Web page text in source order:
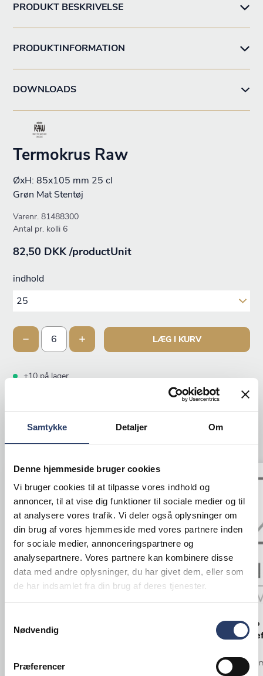
Samtykke Detaljer Om
Denne hjemmeside bruger cookies
Vi bruger cookies til at tilpasse vores indhold og
annoncer, til at vise dig funktioner til sociale medier og til
at analysere vores trafik. Vi deler også oplysninger om
din brug af vores hjemmeside med vores partnere inden
for sociale medier, annonceringspartnere og
analysepartnere. Vores partnere kan kombinere disse
data med andre oplysninger, du har givet dem, eller som
de har indsamlet fra din brug af deres tjenester.
Nødvendig
Præferencer
PRODUKT BESKRIVELSE
PRODUKTINFORMATION
DOWNLOADS
Termokrus Raw
ØxH: 85x105 mm 25 cl
Grøn Mat Stentøj
Varenr. 81488300
Antal pr. kolli 6
82,50 DKK /productUnit
indhold
LÆG I KURV
+10 på lager
ANDRE KIGGEDE OGSÅ PÅ
Krus u/hank Northern Green
Grøn Mat Stentøj
Bormioli Rocco
Skål Mr
ØxH: 140x61